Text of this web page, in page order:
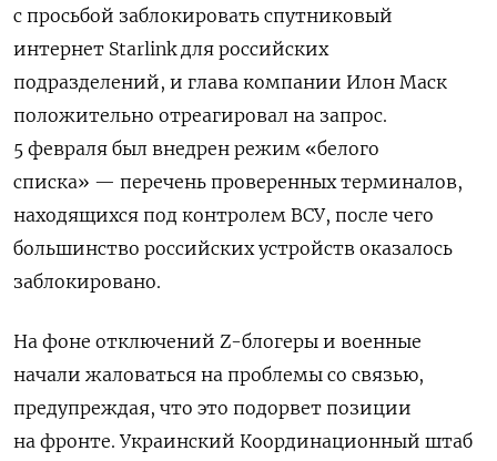
с просьбой заблокировать спутниковый
интернет Starlinkдля российских
подразделений, и глава компании Илон Маск
положительно отреагировал на запрос.
5 февраля был внедрен режим «белого
списка» — перечень проверенных терминалов,
находящихся под контролем ВСУ, после чего
большинство российских устройств оказалось
заблокировано.
На фоне отключений Z-блогеры и военные
начали жаловаться на проблемы со связью,
предупреждая, что это подорвет позиции
на фронте. Украинский Координационный штаб